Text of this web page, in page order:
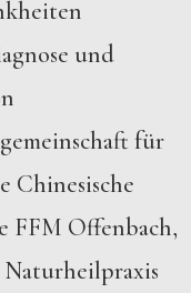
und
für
Offenbach,